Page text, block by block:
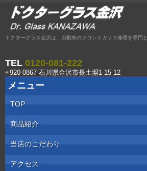
ドクターグラス金沢は、自動車のフロントガラス修理を専門
TEL 0120-081-222
〒 920-0867 石川県金沢市長土塀1-15-12
メニュー
コ
ン
へ
ッ
TOP
商品紹介
当店のこだわり
アクセス